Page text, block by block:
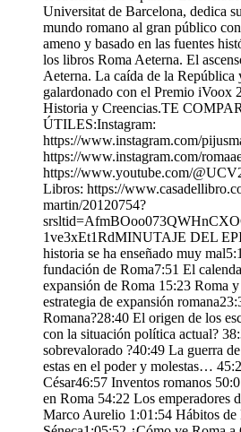
Universitat de Barcelona, dedica
mundo romano al gran público
ameno y basado en las fuentes
los libros Roma Aeterna. El
Aeterna. La caída de la
galardonado con el Premio iVoox
Historia y Creencias.TE
ÚTILES:Instagram:
https://www.instagram.com/
https://www.instagram.com/
https://www.youtube.com/
Libros: https://
martin/20120754?
1ve3xEt1RdMINUTAJE DEL
historia se ha enseñado muy
fundación de Roma7:51 El
expansión de Roma 15:23 Roma
estrategia de expansión
Romana?28:40 El origen de los
con la situación política actual?
sobrevalorado ?40:49 La guerra
estas en el poder y molestas…
César46:57 Inventos romanos
en Roma 54:22 Los emperadores
Marco Aurelio 1:01:54 Hábitos